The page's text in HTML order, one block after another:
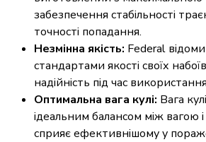
забезпечення стабільності
точності попадання.
Незмінна якість: Federal
стандартами якості своїх
надійність під час
Оптимальна вага кулі: Вага
ідеальним балансом між вагою
сприяє ефективнішому у